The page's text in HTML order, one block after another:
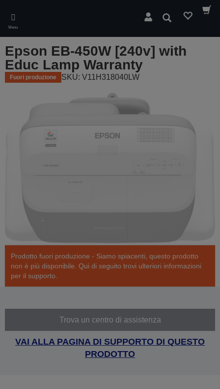
main
content
Menu
Cerca
Epson EB-450W [240v] with
Educ Lamp Warranty
Fuori produzione SKU: V11H318040LW
Prodotto fuori produzione - Siamo spiacenti, questo prodotto
non è più disponibile. Qui di seguito trovi ulteriori informazioni
per il supporto.
Trova un centro di assistenza
VAI ALLA PAGINA DI SUPPORTO DI QUESTO
PRODOTTO